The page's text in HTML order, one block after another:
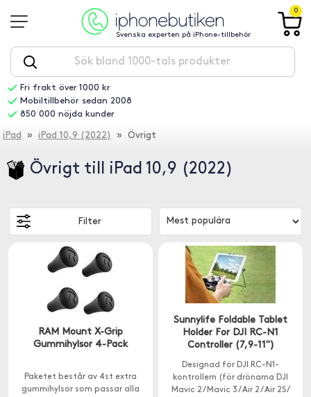
Svenska experten på iPhone-tillbehör
0
Fri frakt över 1000 kr
Mobiltillbehör sedan 2008
850 000 nöjda kunder
iPad » iPad 10,9 (2022) » Övrigt
Övrigt till iPad 10,9 (2022)
Filter
RAM Mount X-Grip
Gummihylsor 4-Pack
Paketet består av 4st extra
gummihylsor som passar alla
Sunnylife Foldable Tablet
Holder For DJI RC-N1
Controller (7,9-11")
Designad för DJI RC-N1-
kontrollern (för drönarna DJI
Mavic 2 / Mavic 3 / Air 2 / Air 2S /